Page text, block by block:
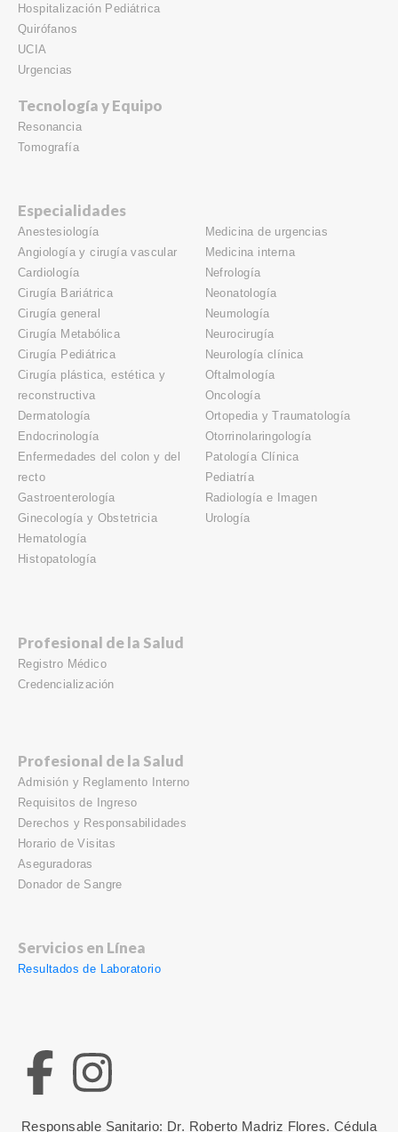
Hospitalización Pediátrica
Quirófanos
UCIA
Urgencias
Tecnología y Equipo
Resonancia
Tomografía
Especialidades
Anestesiología
Angiología y cirugía vascular
Cardiología
Cirugía Bariátrica
Cirugía general
Cirugía Metabólica
Cirugía Pediátrica
Cirugía plástica, estética y
reconstructiva
Dermatología
Endocrinología
Enfermedades del colon y del
recto
Gastroenterología
Ginecología y Obstetricia
Hematología
Histopatología
Medicina de urgencias
Medicina interna
Nefrología
Neonatología
Neumología
Neurocirugía
Neurología clínica
Oftalmología
Oncología
Ortopedia y Traumatología
Otorrinolaringología
Patología Clínica
Pediatría
Radiología e Imagen
Urología
Profesional de la Salud
Registro Médico
Credencialización
Profesional de la Salud
Admisión y Reglamento Interno
Requisitos de Ingreso
Derechos y Responsabilidades
Horario de Visitas
Aseguradoras
Donador de Sangre
Servicios en Línea
Resultados de Laboratorio
Responsable Sanitario: Dr. Roberto Madriz Flores. Cédula